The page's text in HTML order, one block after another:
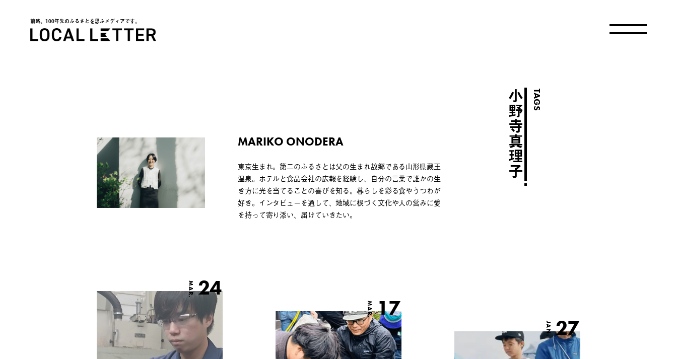
前略、100年先のふるさとを思ふメディアです。
TAGS
小野寺真理子
MARIKO ONODERA
東京生まれ。第二のふるさとは父の生まれ故郷である山形県蔵王
温泉。ホテルと食品会社の広報を経験し、自分の言葉で誰かの生
き方に光を当てることの喜びを知る。暮らしを彩る食やうつわが
好き。インタビューを通して、地域に根づく文化や人の営みに愛
を持って寄り添い、届けていきたい。
MAR.24
MAR.17
JAN.27